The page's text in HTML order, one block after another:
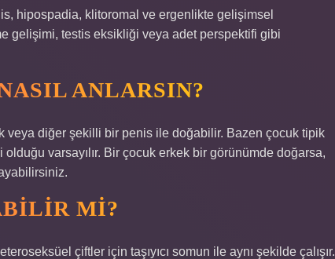
hipospadia, klitoromal ve ergenlikte gelişimsel
gelişimi, testis eksikliği veya adet perspektifi gibi
ANLARSIN?
veya diğer şekilli bir penis ile doğabilir. Bazen çocuk tipik
varsayılır. Bir çocuk erkek bir görünümde doğarsa,
MI?
çiftler için taşıyıcı somun ile aynı şekilde çalışır.